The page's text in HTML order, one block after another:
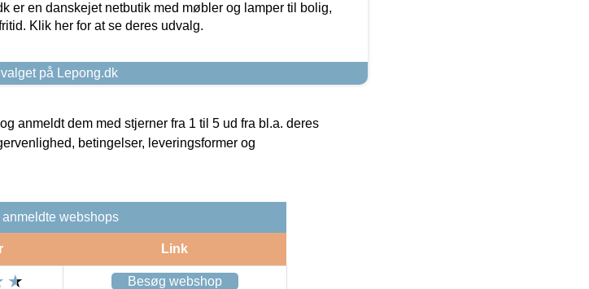
er en danskejet netbutik med møbler og lamper til bolig,
Klik her for at se deres udvalg.
på Lepong.dk
anmeldt dem med stjerner fra 1 til 5 ud fra bl.a. deres
betingelser, leveringsformer og
anmeldte webshops
Link
Besøg webshop